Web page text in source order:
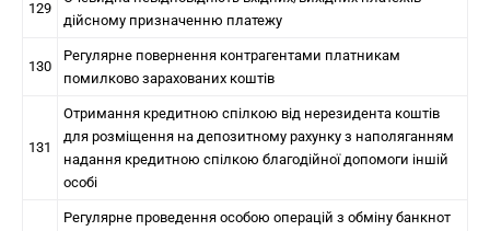
129
дійсному призначенню платежу
130
Регулярне повернення контрагентами платникам
помилково зарахованих коштів
131
Отримання кредитною спілкою від нерезидента коштів
для розміщення на депозитному рахунку з наполяганням
надання кредитною спілкою благодійної допомоги іншій
особі
Регулярне проведення особою операцій з обміну банкнот